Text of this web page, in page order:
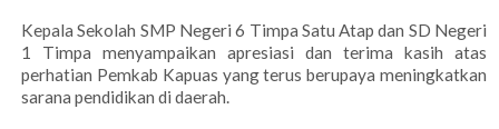
Kepala Sekolah SMP Negeri 6 Timpa Satu Atap dan SD Negeri
1 Timpa menyampaikan apresiasi dan terima kasih atas
perhatian Pemkab Kapuas yang terus berupaya meningkatkan
sarana pendidikan di daerah.